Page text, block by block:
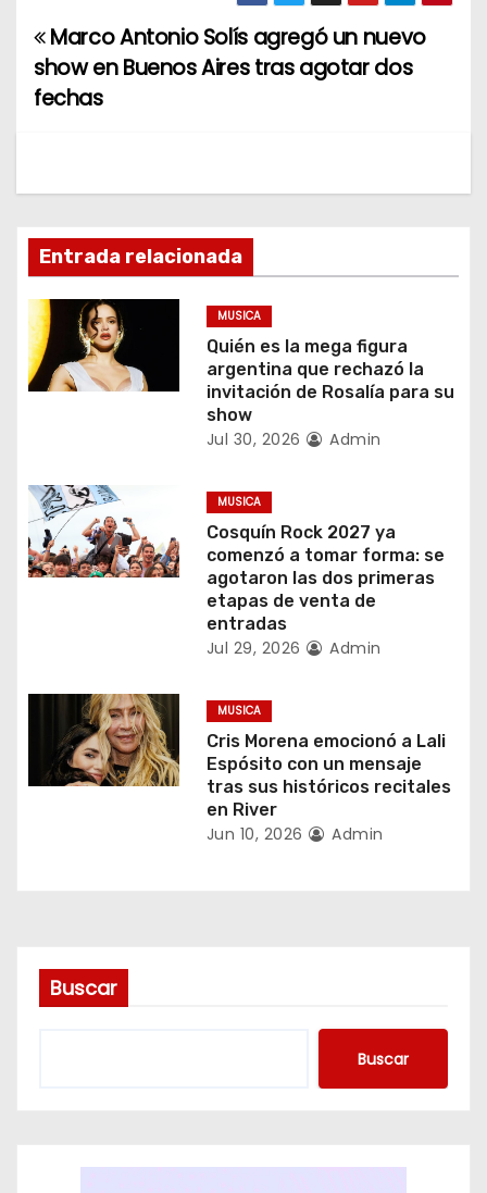
N
a
e
g
a
c
i
d
e
t
a
Marco Antonio Solís agregó un nuevo
show en Buenos Aires tras agotar dos
fechas
Entrada relacionada
MUSICA
Quién es la mega figura
argentina que rechazó la
invitación de Rosalía para su
show
Jul 30, 2026 Admin
MUSICA
Cosquín Rock 2027 ya
comenzó a tomar forma: se
agotaron las dos primeras
etapas de venta de
entradas
Jul 29, 2026 Admin
MUSICA
Cris Morena emocionó a Lali
Espósito con un mensaje
tras sus históricos recitales
en River
Jun 10, 2026 Admin
Buscar
Buscar